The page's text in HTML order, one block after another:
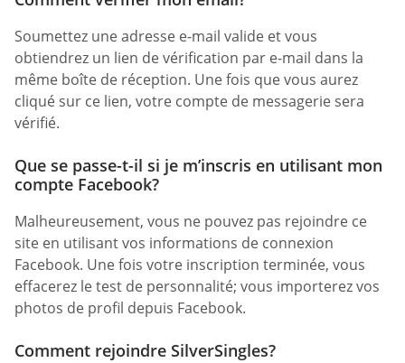
Soumettez une adresse e-mail valide et vous
obtiendrez un lien de vérification par e-mail dans la
même boîte de réception. Une fois que vous aurez
cliqué sur ce lien, votre compte de messagerie sera
vérifié.
Que se passe-t-il si je m’inscris en utilisant mon
compte Facebook?
Malheureusement, vous ne pouvez pas rejoindre ce
site en utilisant vos informations de connexion
Facebook. Une fois votre inscription terminée, vous
effacerez le test de personnalité; vous importerez vos
photos de profil depuis Facebook.
Comment rejoindre SilverSingles?